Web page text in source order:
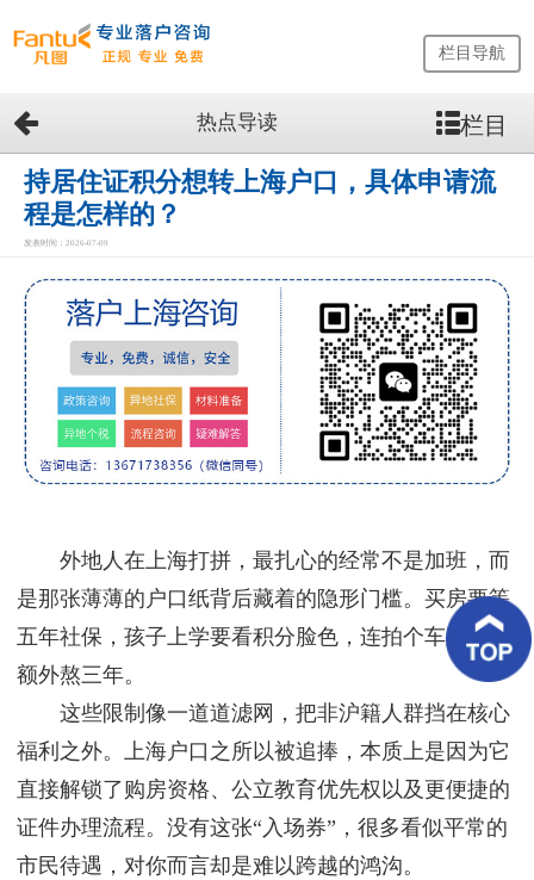
网
站
首
页
留
生
务
优
案
客
评
新
闻
资
讯
栏目导航
热点导读 栏目
持居住证积分想转上海户口，具体申请流
程是怎样的？
发表时间：2026-07-09
外地人在上海打拼，最扎心的经常不是加班，而
是那张薄薄的户口纸背后藏着的隐形门槛。买房要等
五年社保，孩子上学要看积分脸色，连拍个车牌都得
额外熬三年。
这些限制像一道道滤网，把非沪籍人群挡在核心
福利之外。上海户口之所以被追捧，本质上是因为它
直接解锁了购房资格、公立教育优先权以及更便捷的
证件办理流程。没有这张“入场券”，很多看似平常的
市民待遇，对你而言却是难以跨越的鸿沟。